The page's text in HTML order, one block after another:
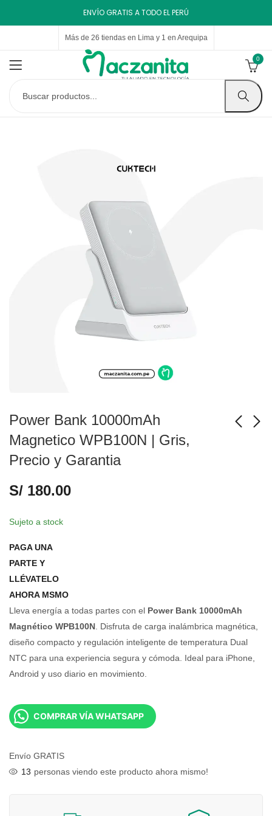
ENVÍO GRATIS A TODO EL PERÚ
Más de 26 tiendas en Lima y 1 en Arequipa
0
Power Bank 10000mAh
Magnetico WPB100N | Gris,
Precio y Garantia
S/ 180.00
Sujeto a stock
PAGA UNA
PARTE Y
LLÉVATELO
AHORA MSMO
Lleva energía a todas partes con el Power Bank 10000mAh
Magnético WPB100N . Disfruta de carga inalámbrica magnética,
diseño compacto y regulación inteligente de temperatura Dual
NTC para una experiencia segura y cómoda. Ideal para iPhone,
Android y uso diario en movimiento.
COMPRAR VÍA WHATSAPP
Envío GRATIS
13 personas viendo este producto ahora mismo!